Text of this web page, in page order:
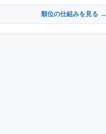
順位の仕組みを見る →